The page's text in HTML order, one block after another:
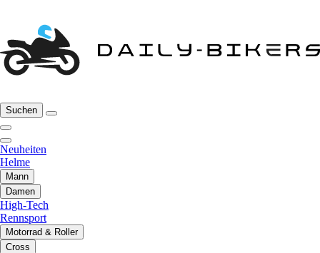
Suchen
Neuheiten
Helme
Mann
Damen
High-Tech
Rennsport
Motorrad & Roller
Cross